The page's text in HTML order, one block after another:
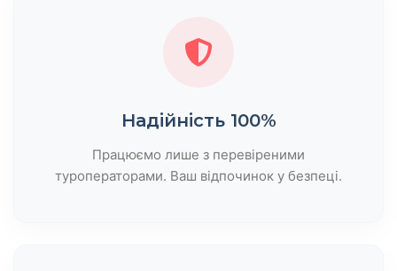
Надійність 100%
Працюємо лише з перевіреними
туроператорами. Ваш відпочинок у безпеці.